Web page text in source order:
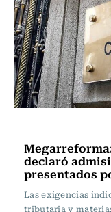
declaró
presentados
Las exigencias
tributaria y